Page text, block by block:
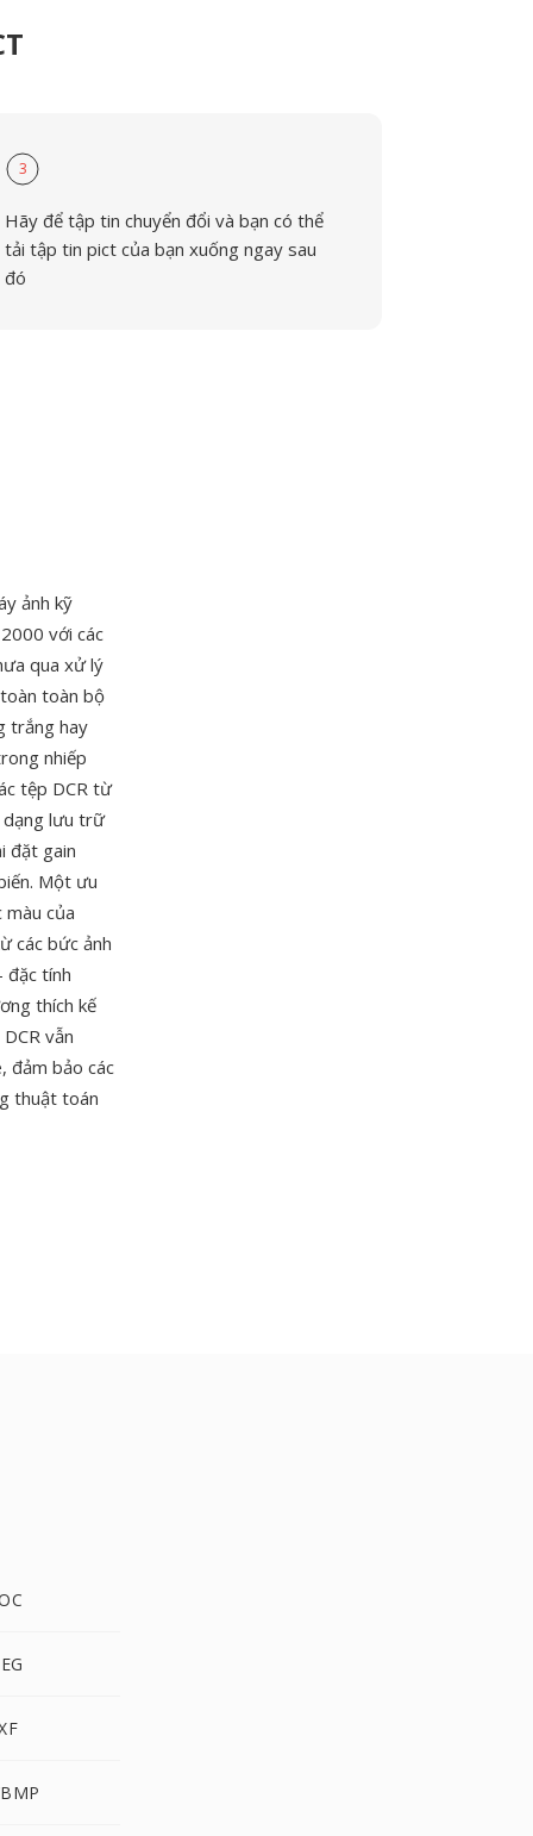
3
Hãy để tập tin chuyển đổi và bạn có thể
tải tập tin pict của bạn xuống ngay sau
đó
ảnh kỹ
với các
qua xử lý
toàn bộ
trắng hay
nhiếp
tệp DCR từ
dạng lưu trữ
đặt gain
Một ưu
màu của
các bức ảnh
đặc tính
thích kế
vẫn
đảm bảo các
thuật toán